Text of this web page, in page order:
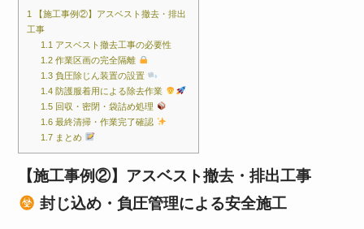
1
【施工事例②】アスベスト撤去・排出
工事
1.1 アスベスト撤去工事の必要性
1.2 作業区画の完全隔離
1.3 負圧除じん装置の設置
1.4 防護服着用による除去作業
1.5 回収・密閉・袋詰め処理
1.6 最終清掃・作業完了確認
1.7 まとめ
【施工事例②】アスベスト撤去・排出工事
封じ込め・負圧管理による安全施工